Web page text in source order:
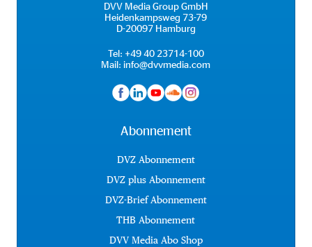
DVV Media Group GmbH
Heidenkampsweg 73-79
D-20097 Hamburg
Tel: +49 40 23714-100
Mail: info@dvvmedia.com
Abonnement
DVZ Abonnement
DVZ plus Abonnement
DVZ-Brief Abonnement
THB Abonnement
DVV Media Abo Shop